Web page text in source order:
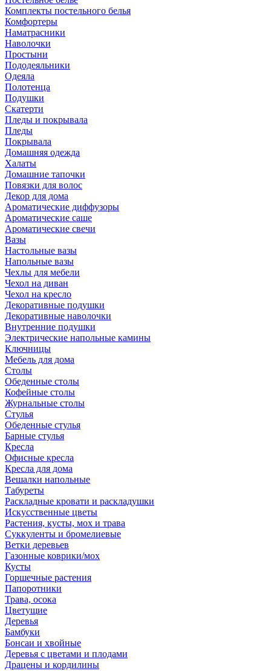
Комплекты постельного белья
Комфортеры
Наматрасники
Наволочки
Простыни
Пододеяльники
Одеяла
Полотенца
Подушки
Скатерти
Пледы и покрывала
Пледы
Покрывала
Домашняя одежда
Халаты
Домашние тапочки
Повязки для волос
Декор для дома
Ароматические диффузоры
Ароматические саше
Ароматические свечи
Вазы
Настольные вазы
Напольные вазы
Чехлы для мебели
Чехол на диван
Чехол на кресло
Декоративные подушки
Декоративные наволочки
Внутренние подушки
Электрические напольные камины
Ключницы
Мебель для дома
Столы
Обеденные столы
Кофейные столы
Журнальные столы
Стулья
Обеденные стулья
Барные стулья
Кресла
Офисные кресла
Кресла для дома
Вешалки напольные
Табуреты
Раскладные кровати и раскладушки
Искусственные цветы
Растения, кусты, мох и трава
Суккуленты и бромелиевые
Ветки деревьев
Газонные коврики/мох
Кусты
Горшечные растения
Папоротники
Трава, осока
Цветущие
Деревья
Бамбуки
Бонсаи и хвойные
Деревья с цветами и плодами
Драцены и кордилины